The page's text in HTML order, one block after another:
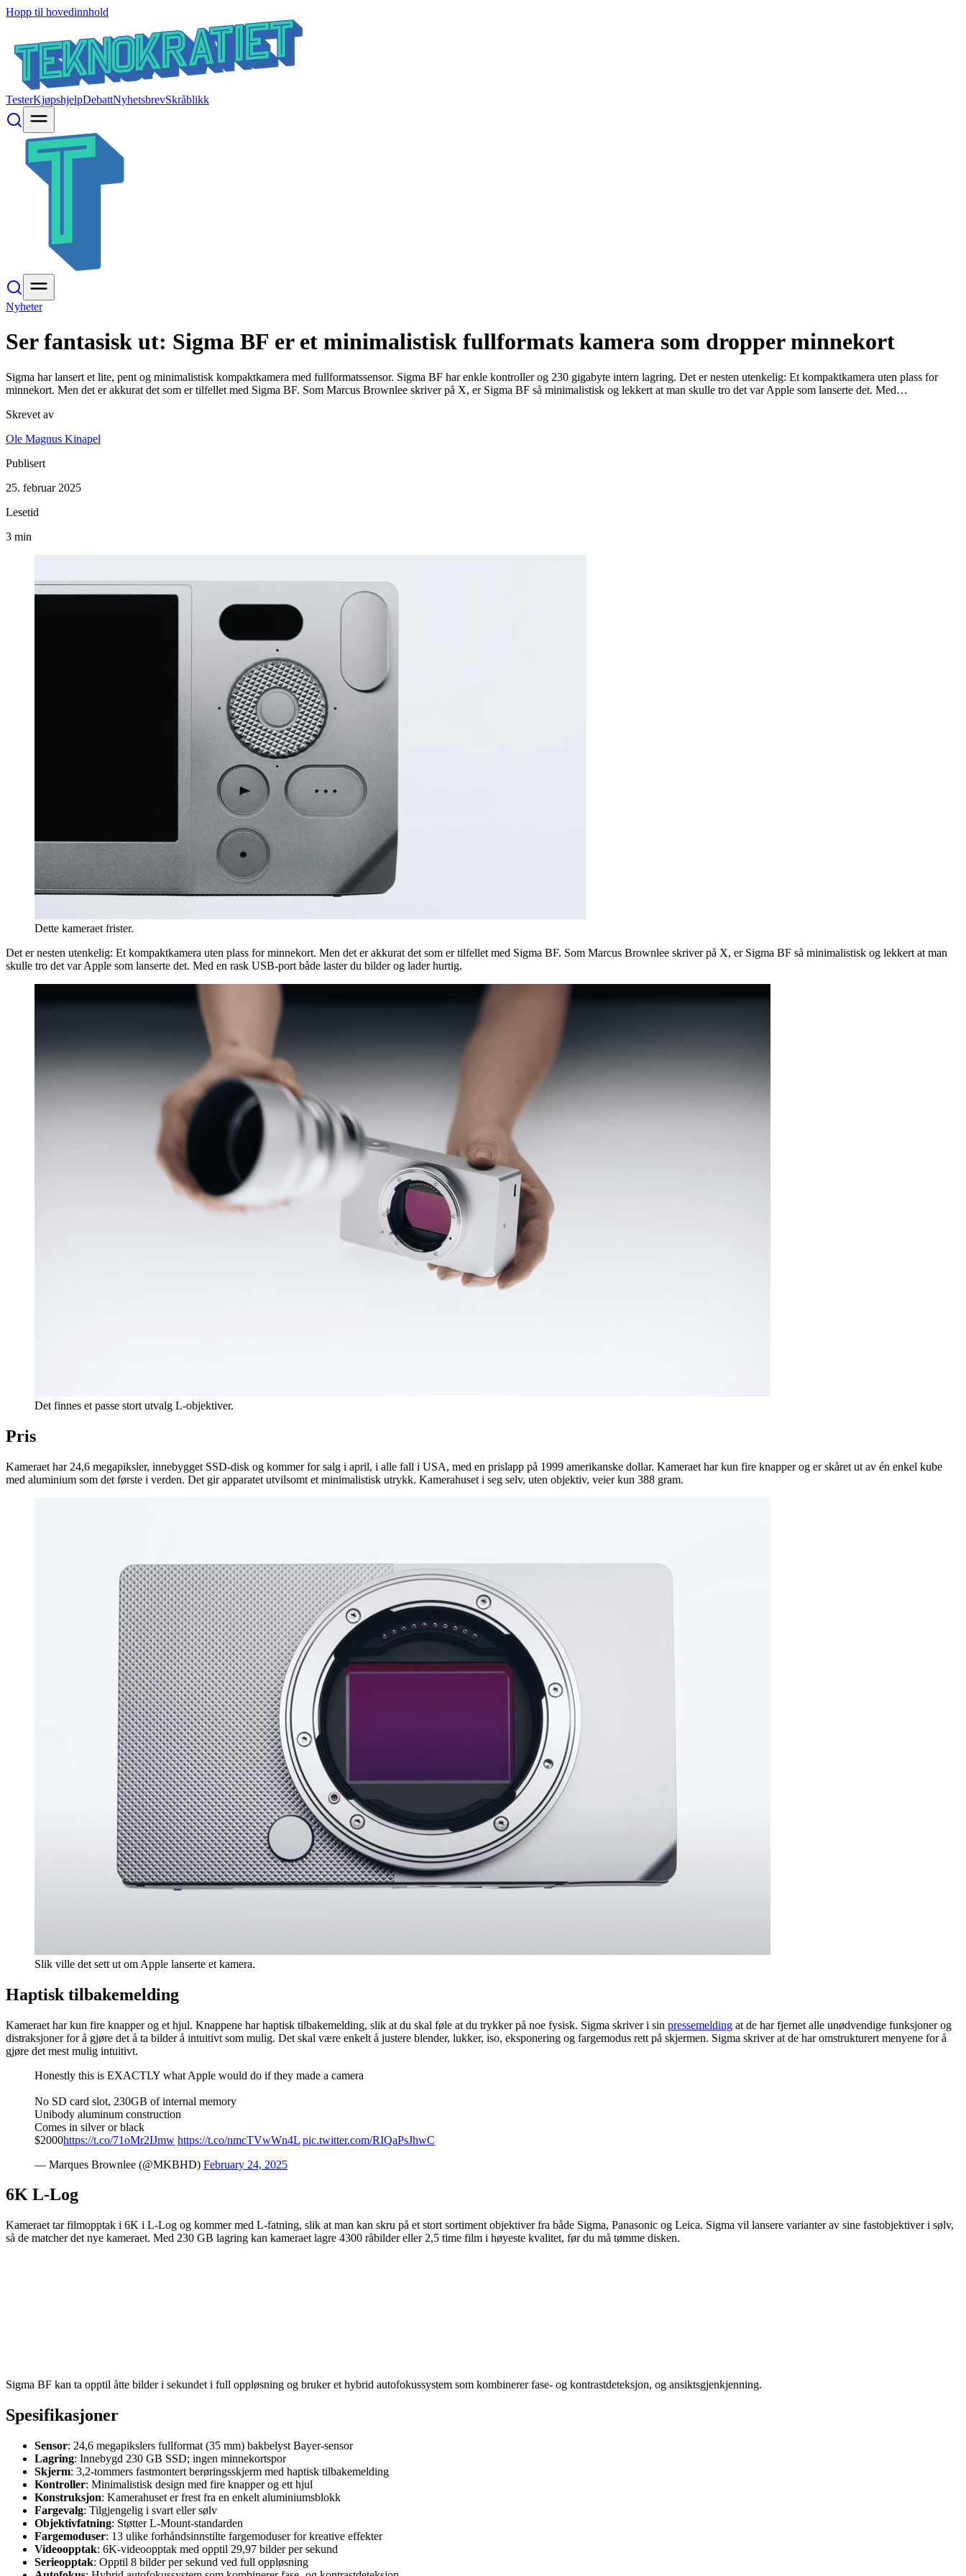
Hopp til hovedinnhold
TesterKjøpshjelpDebattNyhetsbrevSkråblikk
Nyheter
Ser fantasisk ut: Sigma BF er et minimalistisk fullformats kamera som dropper minnekort
Sigma har lansert et lite, pent og minimalistisk kompaktkamera med fullformatssensor. Sigma BF har enkle kontroller og 230 gigabyte intern lagring. Det er nesten utenkelig: Et kompaktkamera uten plass for
minnekort. Men det er akkurat det som er tilfellet med Sigma BF. Som Marcus Brownlee skriver på X, er Sigma BF så minimalistisk og lekkert at man skulle tro det var Apple som lanserte det. Med…
Skrevet av
Ole Magnus Kinapel
Publisert
25. februar 2025
Lesetid
3 min
Dette kameraet frister.
Det er nesten utenkelig: Et kompaktkamera uten plass for minnekort. Men det er akkurat det som er tilfellet med Sigma BF. Som Marcus Brownlee skriver på X, er Sigma BF så minimalistisk og lekkert at man
skulle tro det var Apple som lanserte det. Med en rask USB-port både laster du bilder og lader hurtig.
Det finnes et passe stort utvalg L-objektiver.
Pris
Kameraet har 24,6 megapiksler, innebygget SSD-disk og kommer for salg i april, i alle fall i USA, med en prislapp på 1999 amerikanske dollar. Kameraet har kun fire knapper og er skåret ut av én enkel kube
med aluminium som det første i verden. Det gir apparatet utvilsomt et minimalistisk utrykk. Kamerahuset i seg selv, uten objektiv, veier kun 388 gram.
Slik ville det sett ut om Apple lanserte et kamera.
Haptisk tilbakemelding
Kameraet har kun fire knapper og et hjul. Knappene har haptisk tilbakemelding, slik at du skal føle at du trykker på noe fysisk. Sigma skriver i sin pressemelding at de har fjernet alle unødvendige funksjoner og
distraksjoner for å gjøre det å ta bilder å intuitivt som mulig. Det skal være enkelt å justere blender, lukker, iso, eksponering og fargemodus rett på skjermen. Sigma skriver at de har omstrukturert menyene for å
gjøre det mest mulig intuitivt.
Honestly this is EXACTLY what Apple would do if they made a camera
No SD card slot, 230GB of internal memory
Unibody aluminum construction
Comes in silver or black
$2000https://t.co/71oMr2IJmw https://t.co/nmcTVwWn4L pic.twitter.com/RIQaPsJhwC
— Marques Brownlee (@MKBHD) February 24, 2025
6K L-Log
Kameraet tar filmopptak i 6K i L-Log og kommer med L-fatning, slik at man kan skru på et stort sortiment objektiver fra både Sigma, Panasonic og Leica. Sigma vil lansere varianter av sine fastobjektiver i sølv,
så de matcher det nye kameraet. Med 230 GB lagring kan kameraet lagre 4300 råbilder eller 2,5 time film i høyeste kvalitet, før du må tømme disken.
Sigma BF kan ta opptil åtte bilder i sekundet i full oppløsning og bruker et hybrid autofokussystem som kombinerer fase- og kontrastdeteksjon, og ansiktsgjenkjenning.
Spesifikasjoner
Sensor: 24,6 megapikslers fullformat (35 mm) bakbelyst Bayer-sensor
Lagring: Innebygd 230 GB SSD; ingen minnekortspor
Skjerm: 3,2-tommers fastmontert berøringsskjerm med haptisk tilbakemelding
Kontroller: Minimalistisk design med fire knapper og ett hjul
Konstruksjon: Kamerahuset er frest fra en enkelt aluminiumsblokk
Fargevalg: Tilgjengelig i svart eller sølv
Objektivfatning: Støtter L-Mount-standarden
Fargemoduser: 13 ulike forhåndsinnstilte fargemoduser for kreative effekter
Videoopptak: 6K-videoopptak med opptil 29,97 bilder per sekund
Serieopptak: Opptil 8 bilder per sekund ved full oppløsning